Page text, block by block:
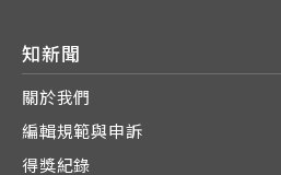
知新聞
關於我們
編輯規範與申訴
得獎紀錄